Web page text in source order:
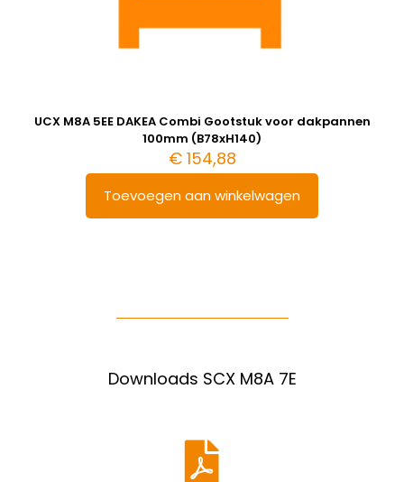
UCX M8A 5EE DAKEA Combi Gootstuk voor dakpannen
100mm (B78xH140)
€154,88
Toevoegen aan winkelwagen
Downloads SCX M8A 7E